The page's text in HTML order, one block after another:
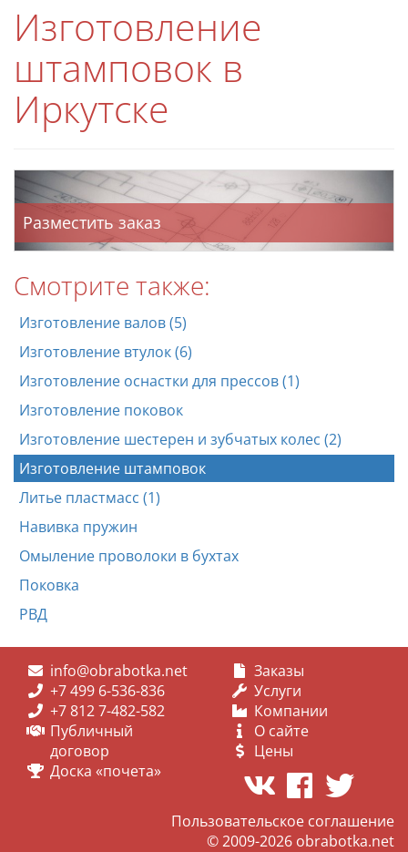
Изготовление
штамповок в
Иркутске
Разместить заказ
Смотрите также:
Изготовление валов (5)
Изготовление втулок (6)
Изготовление оснастки для прессов (1)
Изготовление поковок
Изготовление шестерен и зубчатых колес (2)
Изготовление штамповок
Литье пластмасс (1)
Навивка пружин
Омыление проволоки в бухтах
Поковка
РВД
info@obrabotka.net
+7 499 6-536-836
+7 812 7-482-582
Публичный
договор
Доска «почета»
Заказы
Услуги
Компании
О сайте
Цены
Пользовательское соглашение
© 2009-2026 obrabotka.net